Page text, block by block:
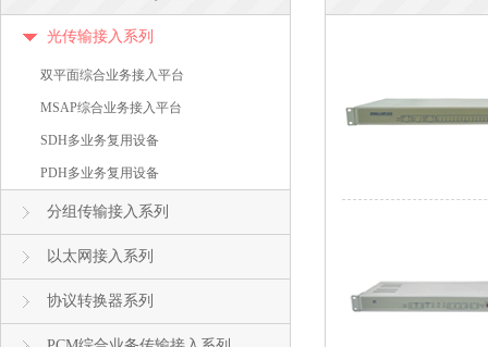
光传输接入系列
双平面综合业务接入平台
MSAP综合业务接入平台
SDH多业务复用设备
PDH多业务复用设备
分组传输接入系列
以太网接入系列
协议转换器系列